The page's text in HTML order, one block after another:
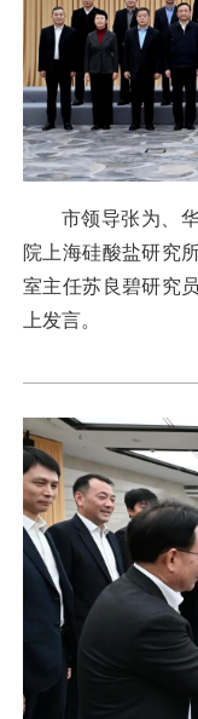
市领导张为、
院上海硅酸盐研究
室主任苏良碧研究
上发言。